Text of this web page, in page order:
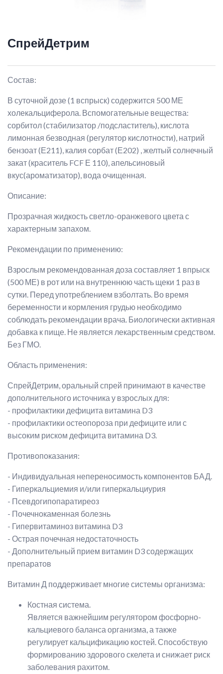
СпрейДетрим
Состав:
В суточной дозе (1 вспрыск) содержится 500 МЕ
холекальциферола. Вспомогательные вещества:
сорбитол (стабилизатор /подсластитель), кислота
лимонная безводная (регулятор кислотности), натрий
бензоат (Е211), калия сорбат (Е202) , желтый солнечный
закат (краситель FCF Е 110), апельсиновый
вкус(ароматизатор), вода очищенная.
Описание:
Прозрачная жидкость светло-оранжевого цвета с
характерным запахом.
Рекомендации по применению:
Взрослым рекомендованная доза составляет 1 впрыск
(500 МЕ) в рот или на внутреннюю часть щеки 1 раз в
сутки. Перед употреблением взболтать. Во время
беременности и кормления грудью необходимо
соблюдать рекомендации врача. Биологически активная
добавка к пище. Не является лекарственным средством.
Без ГМО.
Область применения:
СпрейДетрим, оральный спрей принимают в качеcтве
дополнительного источника у взрослых для:
- профилактики дефицита витамина D3
- профилактики остеопороза при дефиците или с
высоким риском дефицита витамина D3.
Противопоказания:
- Индивидуальная непереносимость компонентов БАД.
- Гиперкальциемия и/или гиперкальциурия
- Псевдогипопаратиреоз
- Почечнокаменная болезнь
- Гипервитаминоз витамина D3
- Острая почечная недостаточность
- Дополнительный прием витамин D3 содержащих
препаратов
Витамин Д поддерживает многие системы организма:
Костная система.
Является важнейшим регулятором фосфорно-
кальциевого баланса организма, а также
регулирует кальцификацию костей. Способствую
формированию здорового скелета и снижает риск
заболевания рахитом.